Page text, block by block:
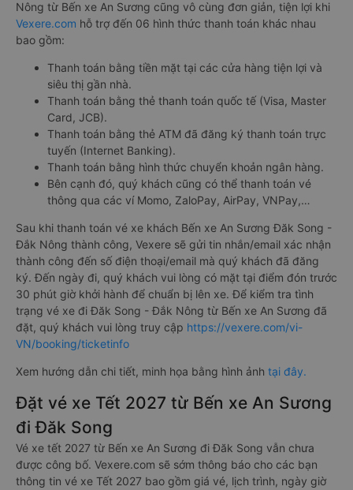
Nông từ Bến xe An Sương cũng vô cùng đơn giản, tiện lợi khi
Vexere.com hỗ trợ đến 06 hình thức thanh toán khác nhau
bao gồm:
Thanh toán bằng tiền mặt tại các cửa hàng tiện lợi và
siêu thị gần nhà.
Thanh toán bằng thẻ thanh toán quốc tế (Visa, Master
Card, JCB).
Thanh toán bằng thẻ ATM đã đăng ký thanh toán trực
tuyến (Internet Banking).
Thanh toán bằng hình thức chuyển khoản ngân hàng.
Bên cạnh đó, quý khách cũng có thể thanh toán vé
thông qua các ví Momo, ZaloPay, AirPay, VNPay,…
Sau khi thanh toán vé xe khách Bến xe An Sương Đăk Song -
Đắk Nông thành công, Vexere sẽ gửi tin nhắn/email xác nhận
thành công đến số điện thoại/email mà quý khách đã đăng
ký. Đến ngày đi, quý khách vui lòng có mặt tại điểm đón trước
30 phút giờ khởi hành để chuẩn bị lên xe. Để kiểm tra tình
trạng vé xe đi Đăk Song - Đắk Nông từ Bến xe An Sương đã
đặt, quý khách vui lòng truy cập https://vexere.com/vi-
VN/booking/ticketinfo
Xem hướng dẫn chi tiết, minh họa bằng hình ảnh tại đây.
Đặt vé xe Tết 2027 từ Bến xe An Sương
đi Đăk Song
Vé xe tết 2027 từ Bến xe An Sương đi Đăk Song vẫn chưa
được công bố. Vexere.com sẽ sớm thông báo cho các bạn
thông tin vé xe Tết 2027 bao gồm giá vé, lịch trình, ngày giờ